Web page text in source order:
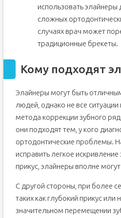
использовать
сложных
случаях врач может
традиционные брекеты.
Кому подходят
Элайнеры могут быть
людей, однако не все
метода коррекции зубного
они подходят тем, у кого
ортодонтические проблемы.
исправить легкое
прикус, элайнеры вполне
С другой стороны, при более
таких как глубокий прикус или
значительном перемещении